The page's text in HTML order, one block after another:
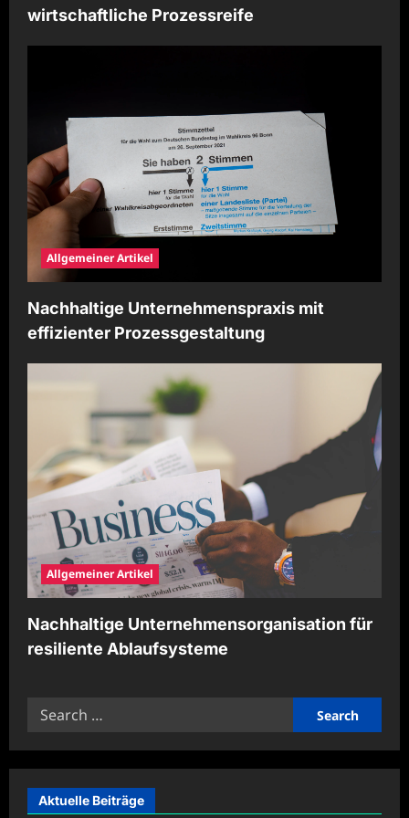
wirtschaftliche Prozessreife
Allgemeiner Artikel
Nachhaltige Unternehmenspraxis mit
effizienter Prozessgestaltung
Allgemeiner Artikel
Nachhaltige Unternehmensorganisation für
resiliente Ablaufsysteme
Search
Aktuelle Beiträge